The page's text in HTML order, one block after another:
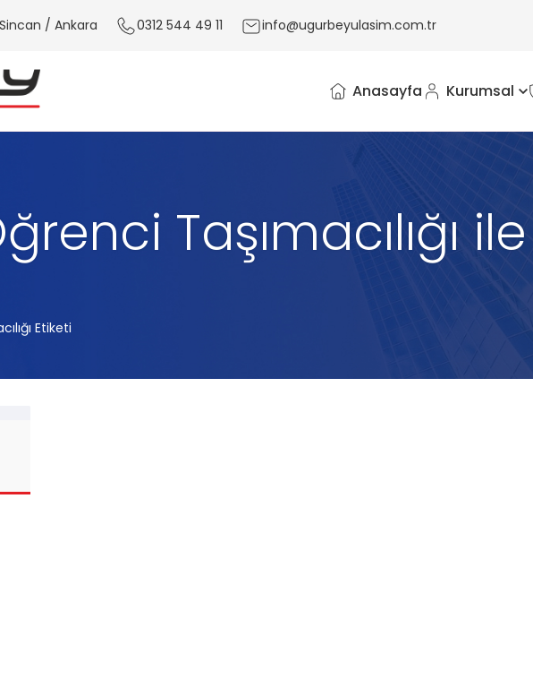
Sincan / Ankara 0312 544 49 11 info@ugurbeyulasim.com.tr
Anasayfa Kurumsal
Taşımacılığı
Etiketi